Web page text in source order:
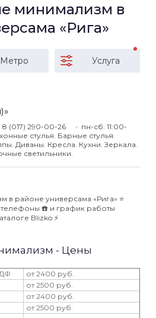
минимализм в
«Рига»
Метро Услуга
8 (017) 290-00-26
пн-сб: 11:00-
стулья. Барные стулья.
Диваны. Кресла. Кухни. Зеркала.
светильники.
в районе универсама «Рига» ⭐️
телефоны ☎️ и график работы
Blizko ⚡️
- Цены
от 2400 руб.
от 2500 руб.
от 2400 руб.
от 2500 руб.